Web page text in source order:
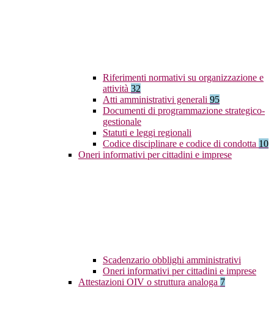
Riferimenti normativi su organizzazione e
attività 32
Atti amministrativi generali 95
Documenti di programmazione strategico-
gestionale
Statuti e leggi regionali
Codice disciplinare e codice di condotta 10
Oneri informativi per cittadini e imprese
Scadenzario obblighi amministrativi
Oneri informativi per cittadini e imprese
Attestazioni OIV o struttura analoga 7